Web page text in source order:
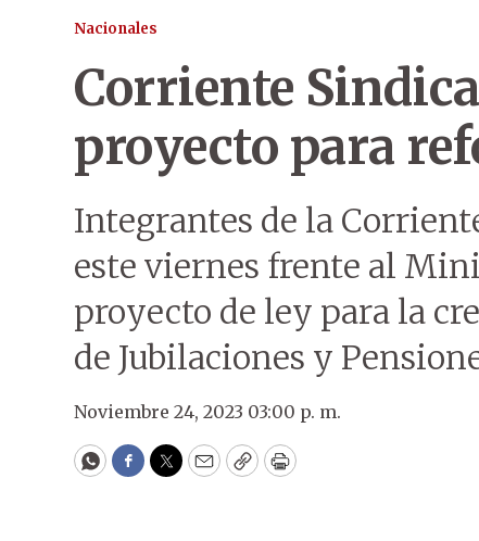
Nacionales
Corriente
proyecto para
Integrantes de la
este viernes frente al
proyecto de ley para la
de Jubilaciones y
Noviembre 24, 2023 03:00 p. m.
WhatsApp
Facebook
Twitter
EmailCopyPrint